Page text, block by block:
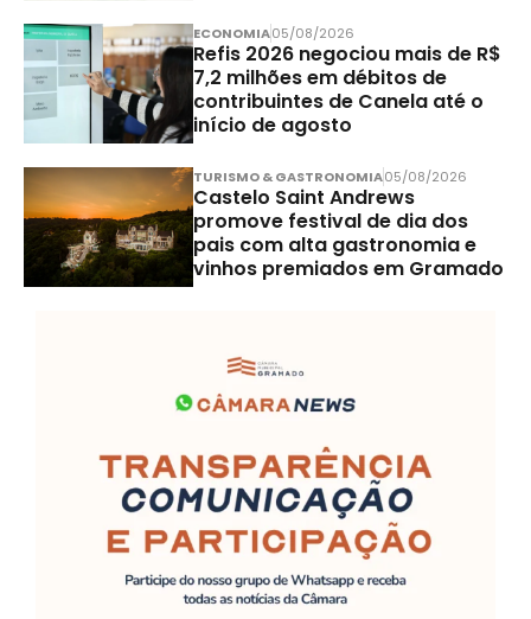
ECONOMIA05/08/2026
Refis 2026 negociou mais de R$
7,2 milhões em débitos de
contribuintes de Canela até o
início de agosto
TURISMO & GASTRONOMIA05/08/2026
Castelo Saint Andrews
promove festival de dia dos
pais com alta gastronomia e
vinhos premiados em Gramado